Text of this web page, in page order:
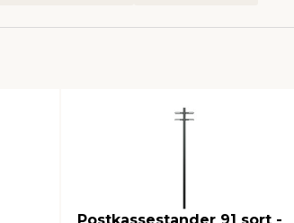
Postkassestander 91 sort -